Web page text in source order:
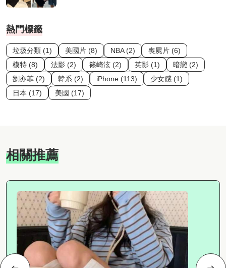
熱門標籤
垃圾分類 (1) 美國片 (8) NBA (2)
喪屍片 (6)
模特 (8)
法影 (2) 篠崎泫 (2) 英影 (1)
暗戀 (2)
劉亦菲 (2)
韓系 (2) iPhone (113)
少女感 (1)
日本 (17)
美國 (17)
相關推薦